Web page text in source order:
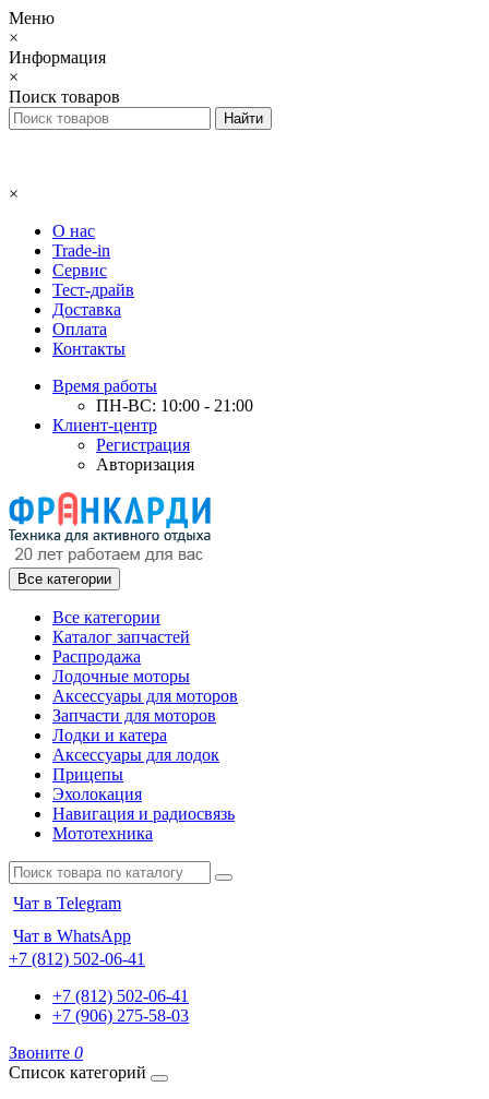
Меню
×
Информация
×
Поиск товаров
×
О нас
Trade-in
Сервис
Тест-драйв
Доставка
Оплата
Контакты
Время работы
ПН-ВС: 10:00 - 21:00
Клиент-центр
Регистрация
Авторизация
Все категории
Все категории
Каталог запчастей
Распродажа
Лодочные моторы
Аксессуары для моторов
Запчасти для моторов
Лодки и катера
Аксессуары для лодок
Прицепы
Эхолокация
Навигация и радиосвязь
Мототехника
Чат в Telegram
Чат в WhatsApp
+7 (812) 502-06-41
+7 (812) 502-06-41
+7 (906) 275-58-03
Звоните 0
Список категорий